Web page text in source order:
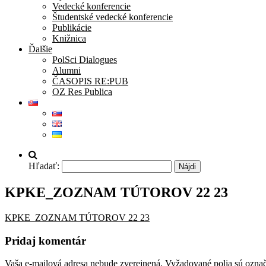
Vedecké konferencie
Študentské vedecké konferencie
Publikácie
Knižnica
Ďalšie
PolSci Dialogues
Alumni
ČASOPIS RE:PUB
OZ Res Publica
Hľadať:
KPKE_ZOZNAM TÚTOROV 22 23
KPKE_ZOZNAM TÚTOROV 22 23
Pridaj komentár
Vaša e-mailová adresa nebude zverejnená. Vyžadované polia sú